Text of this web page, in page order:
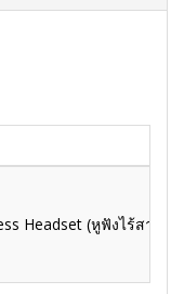
Headset (หูฟังไร้สาย)